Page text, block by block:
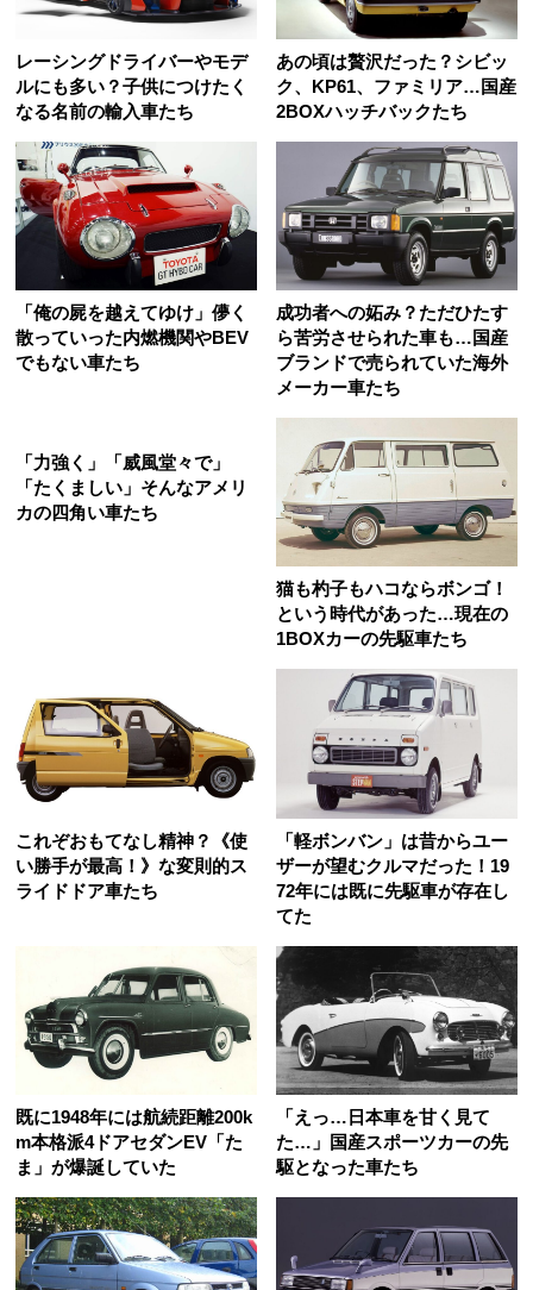
レーシングドライバーやモデ
ルにも多い？子供につけたく
なる名前の輸入車たち
あの頃は贅沢だった？シビッ
ク、KP61、ファミリア…国産
2BOXハッチバックたち
「俺の屍を越えてゆけ」儚く
散っていった内燃機関やBEV
でもない車たち
成功者への妬み？ただひたす
ら苦労させられた車も…国産
ブランドで売られていた海外
メーカー車たち
「力強く」「威風堂々で」
「たくましい」そんなアメリ
カの四角い車たち
猫も杓子もハコならボンゴ！
という時代があった…現在の
1BOXカーの先駆車たち
これぞおもてなし精神？《使
い勝手が最高！》な変則的ス
ライドドア車たち
「軽ボンバン」は昔からユー
ザーが望むクルマだった！19
72年には既に先駆車が存在し
てた
既に1948年には航続距離200k
m本格派4ドアセダンEV「た
ま」が爆誕していた
「えっ…日本車を甘く見て
た…」国産スポーツカーの先
駆となった車たち